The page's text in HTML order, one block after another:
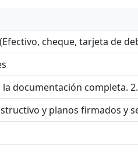
cheque, tarjeta de
la documentación completa.
y planos firmados y